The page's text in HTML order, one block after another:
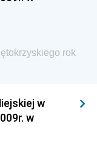
Dróg
rok
w
w